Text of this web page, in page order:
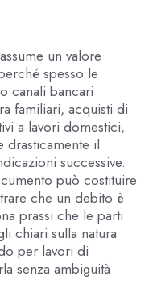
un valore
spesso le
canali bancari
familiari, acquisti di
a lavori domestici,
drasticamente il
successive.
può costituire
che un debito è
prassi che le parti
chiari sulla natura
per lavori di
senza ambiguità